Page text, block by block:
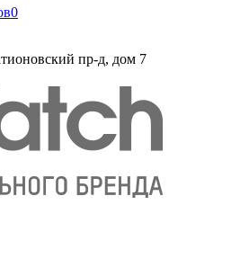
0
пр-д, дом 7